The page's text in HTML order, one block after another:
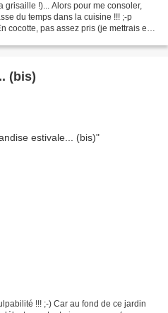
grisaille !)... Alors pour me consoler,
du temps dans la cuisine !!! ;-p
cocotte, pas assez pris (je mettrais en
(bis)
!!! ;-) Car au fond de ce jardin